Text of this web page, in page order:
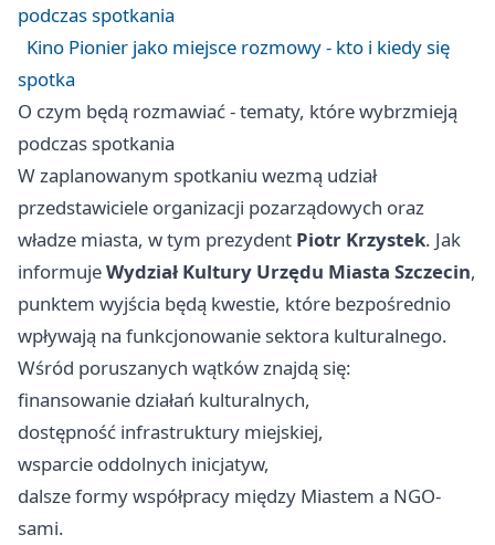
podczas spotkania
Kino Pionier jako miejsce rozmowy - kto i kiedy się
spotka
O czym będą rozmawiać - tematy, które wybrzmieją
podczas spotkania
W zaplanowanym spotkaniu wezmą udział
przedstawiciele organizacji pozarządowych oraz
władze miasta, w tym prezydent Piotr Krzystek. Jak
informujeWydział Kultury Urzędu Miasta Szczecin,
punktem wyjścia będą kwestie, które bezpośrednio
wpływają na funkcjonowanie sektora kulturalnego.
Wśród poruszanych wątków znajdą się:
finansowanie działań kulturalnych,
dostępność infrastruktury miejskiej,
wsparcie oddolnych inicjatyw,
dalsze formy współpracy między Miastem a NGO-
sami.